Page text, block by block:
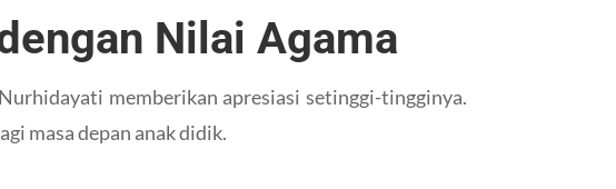
Nilai Agama
memberikan apresiasi setinggi-tingginya.
masa depan anak didik.